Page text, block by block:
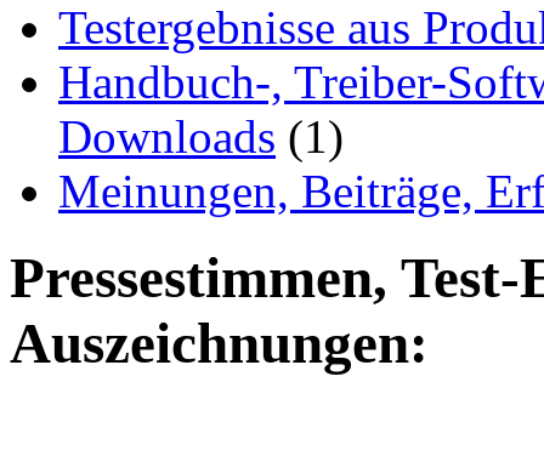
Testergebnisse aus
Handbuch-, Treiber-
Downloads (1)
Meinungen, Beiträge,
Pressestimmen,
Auszeichnungen: